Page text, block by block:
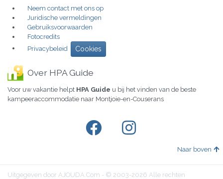
Neem contact met ons op
Juridische vermeldingen
Gebruiksvoorwaarden
Fotocredits
Privacybeleid
Cookies
Over HPA Guide
Voor uw vakantie helpt HPA Guide u bij het vinden van de beste
kampeeraccommodatie naar Montjoie-en-Couserans
Naar boven
Uitgegeven door AJOUDA.Com - © 2003-2026 Alle rechten